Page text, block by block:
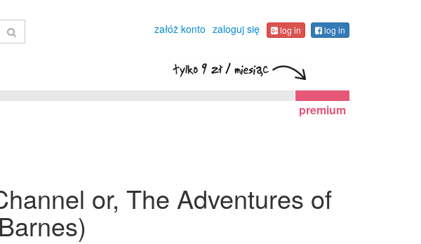
załóż konto zaloguj się log in log in
premium
or, The Adventures of